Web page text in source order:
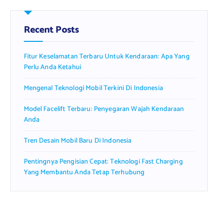
h
f
o
:
Recent Posts
Fitur Keselamatan Terbaru Untuk Kendaraan: Apa Yang
Perlu Anda Ketahui
Mengenal Teknologi Mobil Terkini Di Indonesia
Model Facelift Terbaru: Penyegaran Wajah Kendaraan
Anda
Tren Desain Mobil Baru Di Indonesia
Pentingnya Pengisian Cepat: Teknologi Fast Charging
Yang Membantu Anda Tetap Terhubung